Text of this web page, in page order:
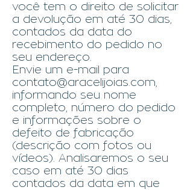
você tem o direito de solicitar
a devolução em até 30 dias,
contados da data do
recebimento do pedido no
seu endereço.
Envie um e-mail para
contato@aracelijoias.com
informando seu nome
completo, número do pedido
e informações sobre o
defeito de fabricação
(descrição com fotos ou
vídeos). Analisaremos o seu
caso em até 30 dias
contados da data em que